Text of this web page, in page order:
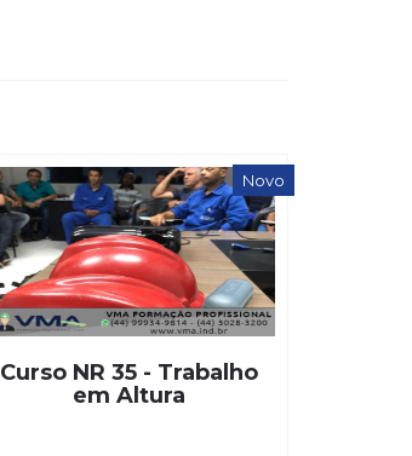
Curso NR 35 - Trabalho
em Altura
Novo